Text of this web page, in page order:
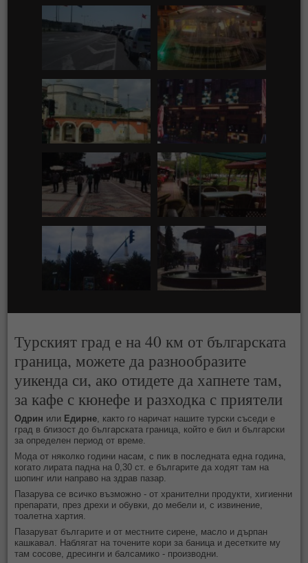
Турският град е на 40 км от българската
граница, можете да разнообразите
уикенда си, ако отидете да хапнете там,
за кафе с кюнефе и разходка с приятели
Одрин или Едирне , както го наричат нашите турски съседи е
град в близост до българската граница, който е бил и български
за определен период от време.
Мода от няколко години насам, с пик в последната една година,
когато лирата падна на 0,30 ст. е българите да ходят там на
шопинг или направо на здрав пазар.
Пазарува се всичко възможно - от хранителни продукти, хигиенни
препарати, през дрехи и обувки, до мебели и, с извинение,
тоалетна хартия.
Пазаруват българите и от местните сирене, масло и дърпан
кашкавал. Наблягат на точените кори за баница и десетките му
там сосове, дресинги и балсамико - производни.